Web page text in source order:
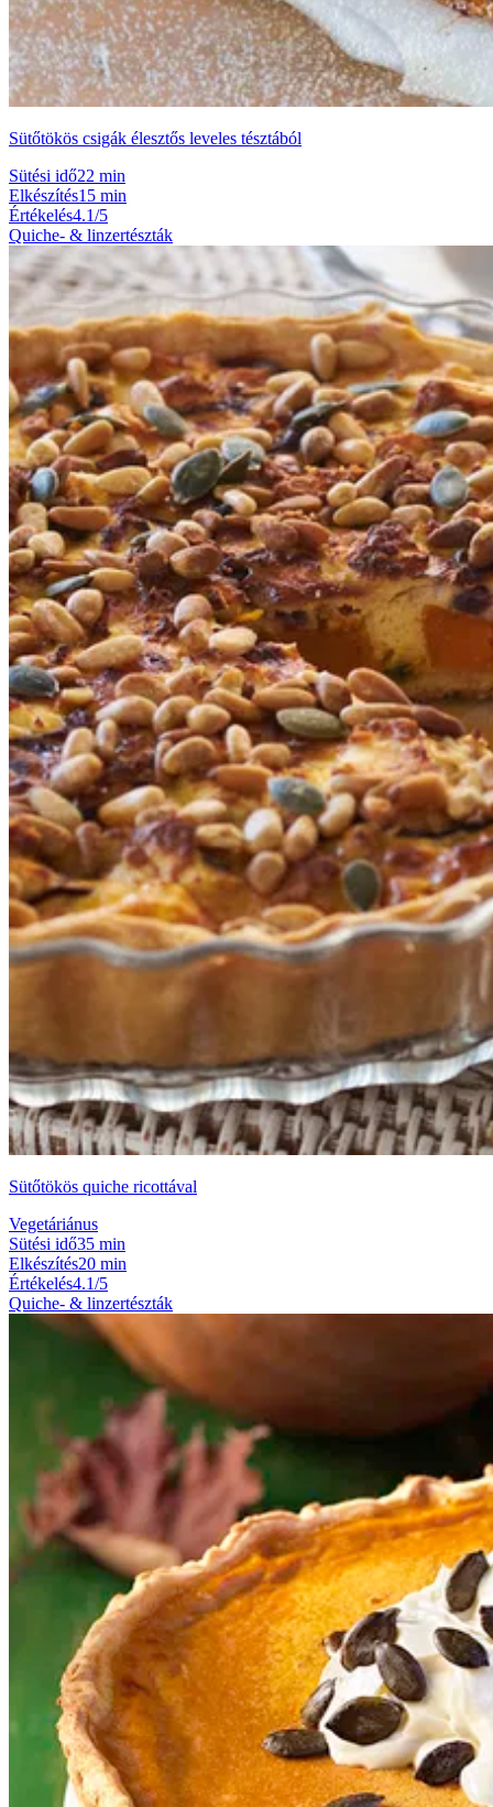
Sütőtökös csigák élesztős leveles tésztából
Sütési idő22 min
Elkészítés15 min
Értékelés4.1/5
Quiche- & linzertészták
Sütőtökös quiche ricottával
Vegetáriánus
Sütési idő35 min
Elkészítés20 min
Értékelés4.1/5
Quiche- & linzertészták